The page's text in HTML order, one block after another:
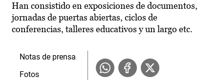
Han consistido en exposiciones de documentos,
jornadas de puertas abiertas, ciclos de
conferencias, talleres educativos y un largo etc.
Notas de prensa
Fotos